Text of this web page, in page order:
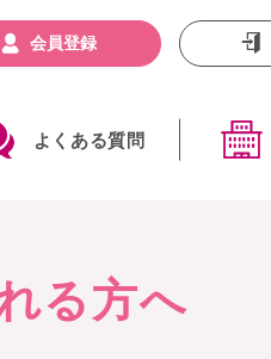
よくある質問
会員登録
る方へ